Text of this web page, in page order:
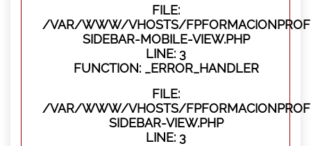
FILE:
/VAR/WWW/VHOSTS/
SIDEBAR-MOBILE-VIEW.PHP
LINE: 3
FUNCTION: _ERROR_HANDLER
FILE:
/VAR/WWW/VHOSTS/
SIDEBAR-VIEW.PHP
LINE: 3